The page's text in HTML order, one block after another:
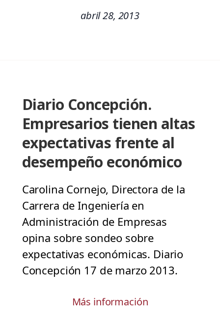
abril 28, 2013
Diario Concepción.
Empresarios tienen altas
expectativas frente al
desempeño económico
Carolina Cornejo, Directora de la
Carrera de Ingeniería en
Administración de Empresas
opina sobre sondeo sobre
expectativas económicas. Diario
Concepción 17 de marzo 2013.
Más información